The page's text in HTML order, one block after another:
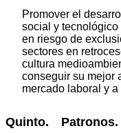
Promover el
social y
en riesgo de
sectores en
cultura
conseguir su mejor
mercado laboral y
Quinto. Patronos.